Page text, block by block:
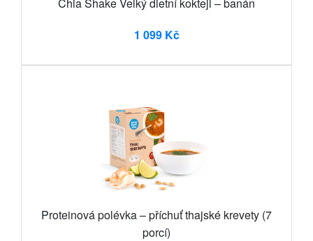
1 099 Kč
Proteinová polévka – příchuť thajské krevety (7
porcí)